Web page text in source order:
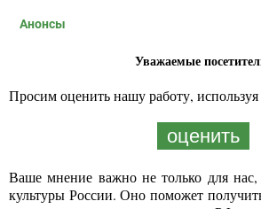
Анонсы
Уважаемые
Просим оценить нашу работу,
оценить
Ваше мнение важно не только для
культуры России. Оно поможет